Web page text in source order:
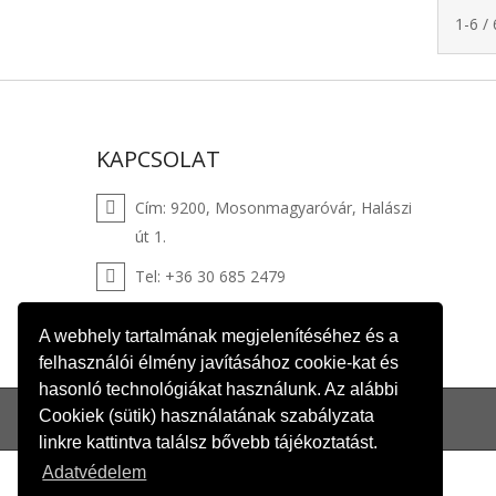
A webhely tartalmának megjelenítéséhez és a
felhasználói élmény javításához cookie-kat és
hasonló technológiákat használunk. Az alábbi
Cookiek (sütik) használatának szabályzata
linkre kattintva találsz bővebb tájékoztatást.
Adatvédelem
1-6 /
KAPCSOLAT
Cím: 9200, Mosonmagyaróvár, Halászi
út 1.
Tel: +36 30 685 2479